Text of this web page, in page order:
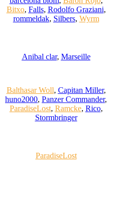
Bitxo, Falls, Rodolfo Graziani,
rommeldak, Silbers, Wyrm
Anibal clar, Marseille
Balthasar Woll, Capitan Miller,
huno2000, Panzer Commander,
ParadiseLost, Ramcke, Rico,
Stormbringer
ParadiseLost